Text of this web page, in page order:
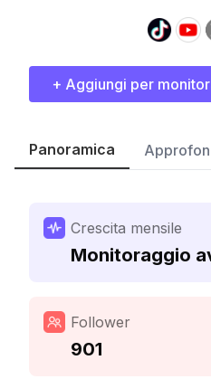
+ Aggiungi per
Panoramica
Crescita mensile
Monitoraggio
Follower
901